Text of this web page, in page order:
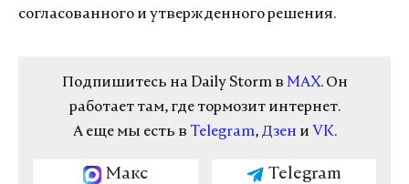
согласованного и утвержденного решения.
Подпишитесь на Daily Storm в MAX. Он
работает там, где тормозит интернет.
А еще мы есть в Telegram, Дзен и VK.
Макс Telegram